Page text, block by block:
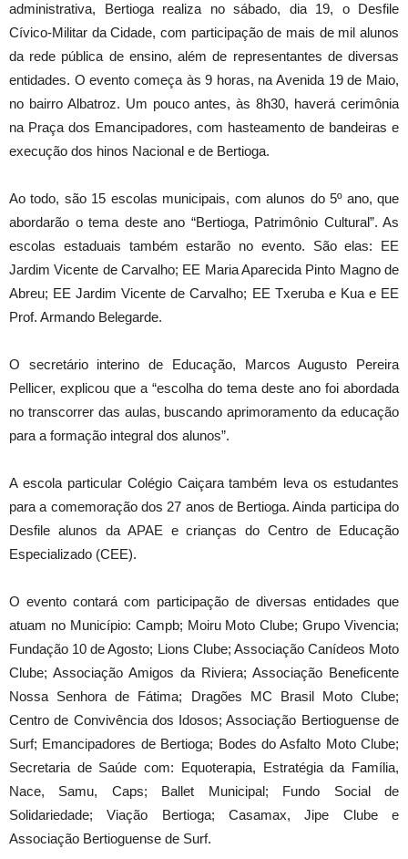
administrativa, Bertioga realiza no sábado, dia 19, o Desfile
Cívico-Militar da Cidade, com participação de mais de mil alunos
da rede pública de ensino, além de representantes de diversas
entidades. O evento começa às 9 horas, na Avenida 19 de Maio,
no bairro Albatroz. Um pouco antes, às 8h30, haverá cerimônia
na Praça dos Emancipadores, com hasteamento de bandeiras e
execução dos hinos Nacional e de Bertioga.
Ao todo, são 15 escolas municipais, com alunos do 5º ano, que
abordarão o tema deste ano “Bertioga, Patrimônio Cultural”. As
escolas estaduais também estarão no evento. São elas: EE
Jardim Vicente de Carvalho; EE Maria Aparecida Pinto Magno de
Abreu; EE Jardim Vicente de Carvalho; EE Txeruba e Kua e EE
Prof. Armando Belegarde.
O secretário interino de Educação, Marcos Augusto Pereira
Pellicer, explicou que a “escolha do tema deste ano foi abordada
no transcorrer das aulas, buscando aprimoramento da educação
para a formação integral dos alunos”.
A escola particular Colégio Caiçara também leva os estudantes
para a comemoração dos 27 anos de Bertioga. Ainda participa do
Desfile alunos da APAE e crianças do Centro de Educação
Especializado (CEE).
O evento contará com participação de diversas entidades que
atuam no Município: Campb; Moiru Moto Clube; Grupo Vivencia;
Fundação 10 de Agosto; Lions Clube; Associação Canídeos Moto
Clube; Associação Amigos da Riviera; Associação Beneficente
Nossa Senhora de Fátima; Dragões MC Brasil Moto Clube;
Centro de Convivência dos Idosos; Associação Bertioguense de
Surf; Emancipadores de Bertioga; Bodes do Asfalto Moto Clube;
Secretaria de Saúde com: Equoterapia, Estratégia da Família,
Nace, Samu, Caps; Ballet Municipal; Fundo Social de
Solidariedade; Viação Bertioga; Casamax, Jipe Clube e
Associação Bertioguense de Surf.